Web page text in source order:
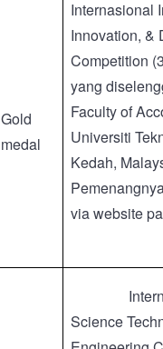
Gold
medal
Internasional
Innovation, &
Competition
yang
Faculty of
Universiti
Kedah,
via website
Science